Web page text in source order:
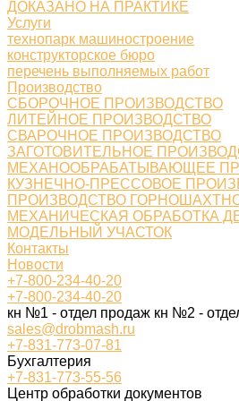
ДОКАЗАНО НА ПРАКТИКЕ
Услуги
технопарк машиностроение
конструкторское бюро
перечень выполняемых работ
Производство
СБОРОЧНОЕ ПРОИЗВОДСТВО
ЛИТЕЙНОЕ ПРОИЗВОДСТВО
СВАРОЧНОЕ ПРОИЗВОДСТВО
ЗАГОТОВИТЕЛЬНОЕ
МЕХАНООБРАБАТЫВАЮЩЕЕ
КУЗНЕЧНО-ПРЕССОВОЕ
ПРОИЗВОДСТВО
МЕХАНИЧЕСКАЯ ОБРАБОТКА
МОДЕЛЬНЫЙ УЧАСТОК
Контакты
Новости
+7-800-234-40-20
+7-800-234-40-20
кн №1 - отдел продаж кн №2 -
sales@drobmash.ru
+7-831-773-07-81
Бухгалтерия
+7-831-773-55-56
Центр обработки документов